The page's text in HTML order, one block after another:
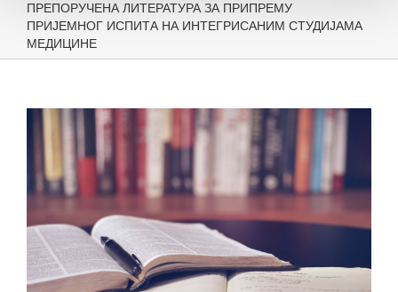
ПРЕПОРУЧЕНА ЛИТЕРАТУРА ЗА ПРИПРЕМУ
ПРИЈЕМНОГ ИСПИТА НА ИНТЕГРИСАНИМ СТУДИЈАМА
МЕДИЦИНЕ